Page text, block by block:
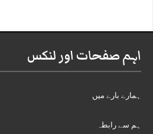
اہم صفحات اور لنکس
ہمارے بارے میں
ہم سے رابطہ